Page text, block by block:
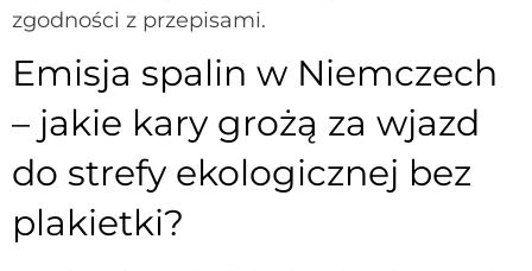
zgodności z przepisami.
Emisja spalin w Niemczech
– jakie kary grożą za wjazd
do strefy ekologicznej bez
plakietki?